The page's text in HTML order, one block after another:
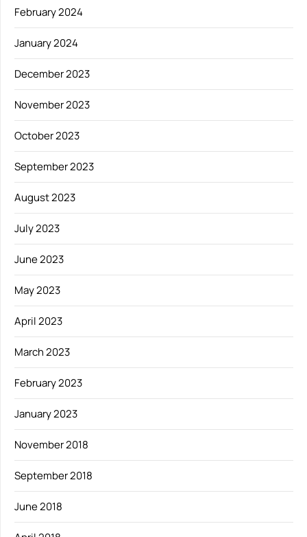
February 2024
January 2024
December 2023
November 2023
October 2023
September 2023
August 2023
July 2023
June 2023
May 2023
April 2023
March 2023
February 2023
January 2023
November 2018
September 2018
June 2018